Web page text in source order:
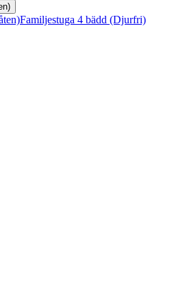
Familjestuga 4 bädd (Djurfri)